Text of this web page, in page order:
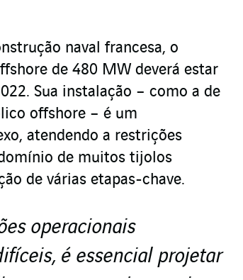
naval francesa, o
de 480 MW deverá estar
Sua instalação – como a de
offshore – é um
atendendo a restrições
de muitos tijolos
de várias etapas-chave.
operacionais
é essencial projetar